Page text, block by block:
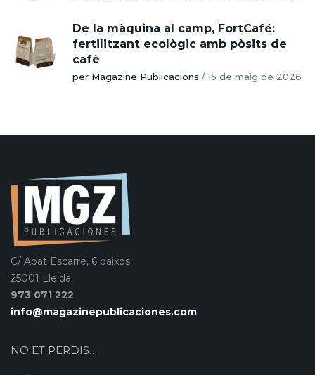
De la màquina al camp, FortCafé:
fertilitzant ecològic amb pòsits de
cafè
per Magazine Publicacions /15 de maig de 2026
C/ Abat Escarré, 6 baixos
25001 Lleida
973 071 222
info@magazinepublicaciones.com
NO ET PERDIS…